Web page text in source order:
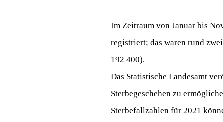
Im Zeitraum von Januar bis
registriert; das waren rund
192 400).
Das Statistische Landesamt
Sterbegeschehen zu
Sterbefallzahlen für 2021